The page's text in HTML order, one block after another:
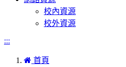
校內資源
校外資源
:::
首頁